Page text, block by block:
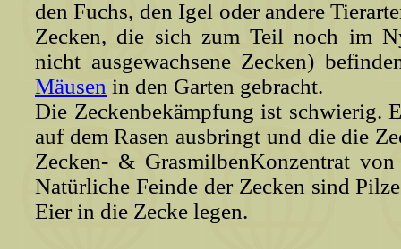
den Fuchs, den Igel oder andere
Zecken, die sich zum Teil noch im
nicht ausgewachsene Zecken)
Mäusen in den Garten gebracht.
Die Zeckenbekämpfung ist schwierig.
auf dem Rasen ausbringt und die die
Zecken- & GrasmilbenKonzentrat
Natürliche Feinde der Zecken sind
Eier in die Zecke legen.